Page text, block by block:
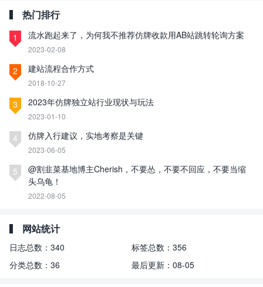
热门排行
1 流水跑起来了，为何我不推荐仿牌收款用AB站跳转轮询方案
2023-02-08
2 建站流程合作方式
2018-10-27
3 2023年仿牌独立站行业现状与玩法
2023-01-10
4 仿牌入行建议，实地考察是关键
2023-06-05
5
@割韭菜基地博主Cherish，不要怂，不要不回应，不要当缩
头乌龟！
2022-08-05
网站统计
日志总数： 340 标签总数： 356
分类总数： 36 最后更新： 08-05